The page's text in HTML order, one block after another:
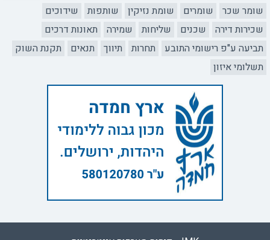
שומר שכר
שומרים שומת נזיקין שותפות
שידוכים
שכירות דירה
שכנים שליחות שמירה
תאונות דרכים
תביעה ע"פ רישומי התובע
תחרות תיווך תנאים
תקנת השוק
תשלומי איזון